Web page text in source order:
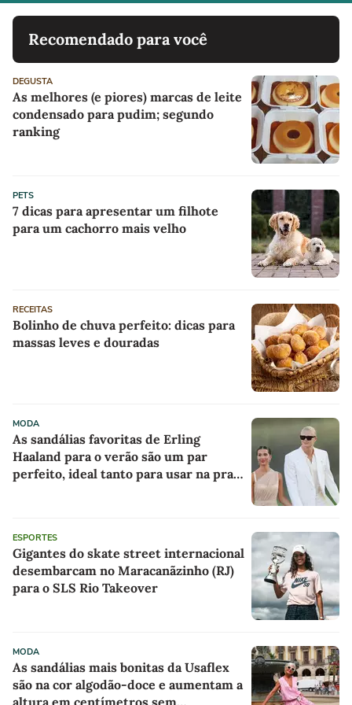
Recomendado para você
DEGUSTA
As melhores (e piores) marcas de leite
condensado para pudim; segundo
ranking
PETS
7 dicas para apresentar um filhote
para um cachorro mais velho
RECEITAS
Bolinho de chuva perfeito: dicas para
massas leves e douradas
MODA
As sandálias favoritas de Erling
Haaland para o verão são um par
perfeito, ideal tanto para usar na praia
ESPORTES
Gigantes do skate street internacional
desembarcam no Maracanãzinho (RJ)
para o SLS Rio Takeover
MODA
As sandálias mais bonitas da Usaflex
são na cor algodão-doce e aumentam a